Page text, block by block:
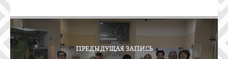
Н
а
ПРЕДЫДУЩАЯ ЗАПИСЬ